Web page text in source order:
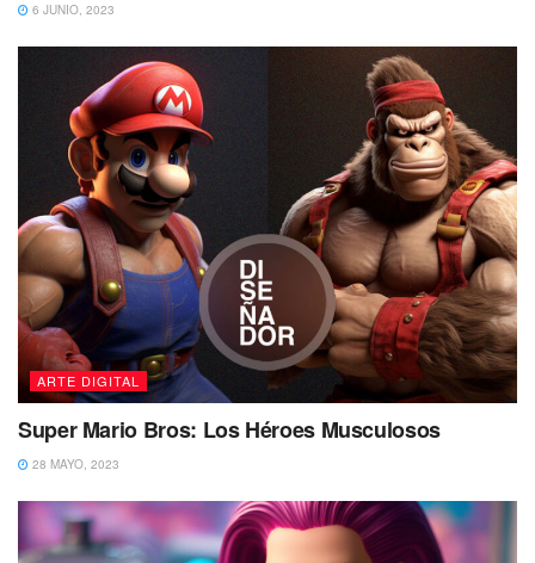
6 JUNIO, 2023
ARTE DIGITAL
Super Mario Bros: Los Héroes Musculosos
28 MAYO, 2023